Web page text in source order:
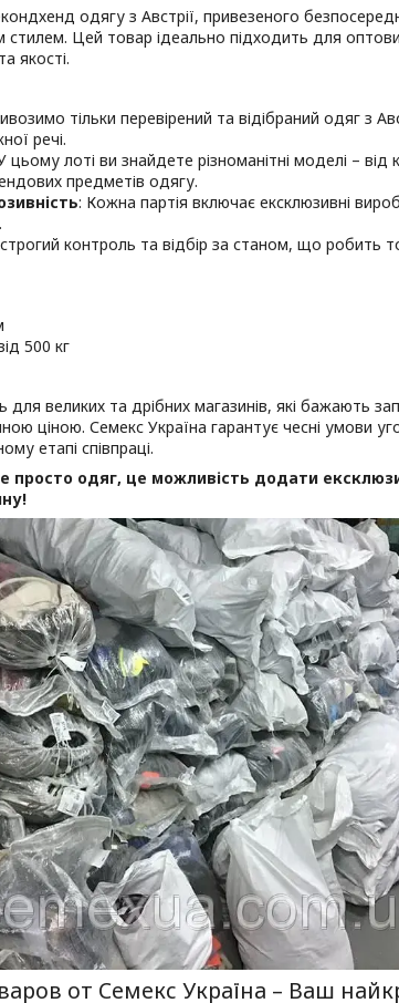
одягу з Австрії, привезеного
стилем. Цей товар ідеально підходить для
якості.
тільки перевірений та відібраний одяг з
речі.
цьому лоті ви знайдете різноманітні моделі –
предметів одягу.
: Кожна партія включає ексклюзивні
контроль та відбір за станом, що робить
500 кг
для великих та дрібних магазинів, які бажають
ціною. Семекс Україна гарантує чесні умови
етапі співпраці.
просто одяг, це можливість додати
от Семекс Україна – Ваш